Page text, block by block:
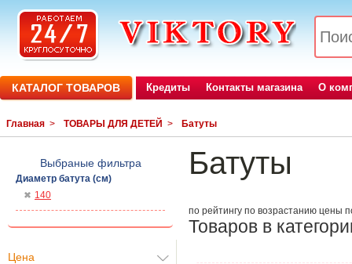
КАТАЛОГ ТОВАРОВ Кредиты Контакты магазина О
Главная > ТОВАРЫ ДЛЯ ДЕТЕЙ > Батуты
Выбраные фильтра
Диаметр батута (см)
140
Цена
Батуты
по рейтингу по возрастанию цены
Товаров в